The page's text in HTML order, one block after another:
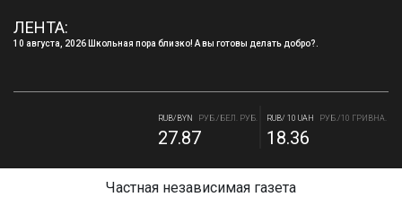
ЛЕНТА:
10 августа, 2026 Школьная пора близко! А вы готовы делать добро?.
RUB/BYN РУБ./БЕЛ. РУБ.
27.87
RUB/ 10 UAH РУБ./10 ГРИВНА.
18.36
82.17 94.84
Частная независимая газета